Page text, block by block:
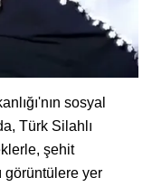
sosyal
Türk Silahlı
şehit
görüntülere yer